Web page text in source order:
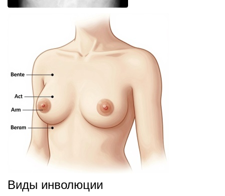
Виды инволюции